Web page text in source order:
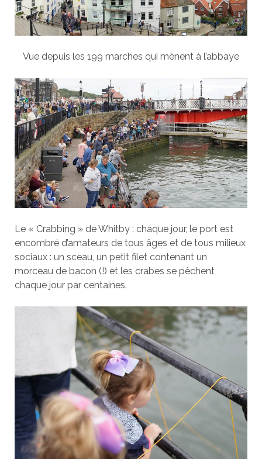
Vue depuis les 199 marches qui mènent à l’abbaye
Le « Crabbing » de Whitby : chaque jour, le port est
encombré d’amateurs de tous âges et de tous milieux
sociaux : un sceau, un petit filet contenant un
morceau de bacon (!) et les crabes se pêchent
chaque jour par centaines.